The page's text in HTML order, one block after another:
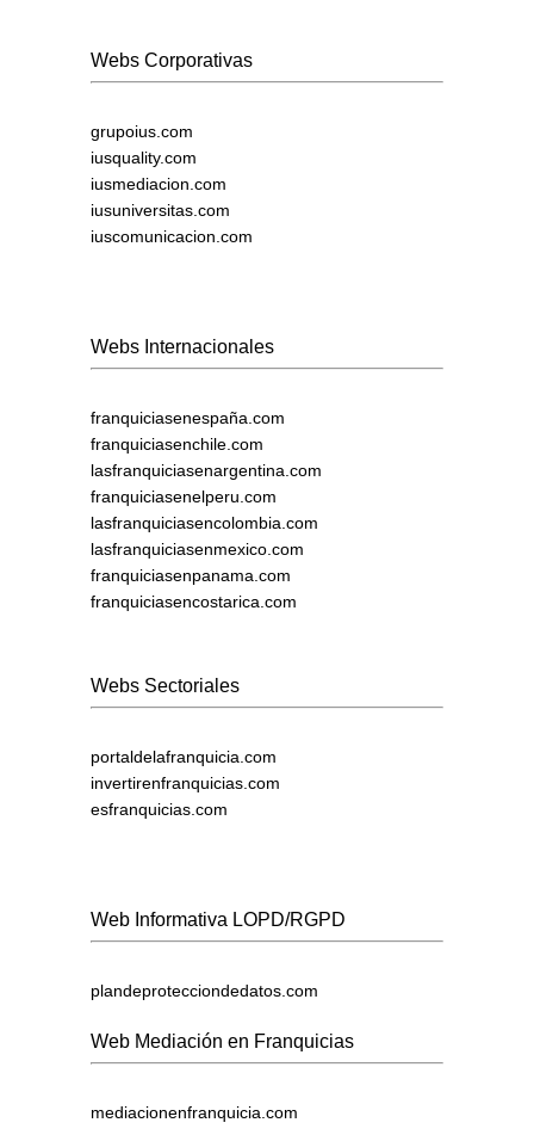
Webs Corporativas
grupoius.com
iusquality.com
iusmediacion.com
iusuniversitas.com
iuscomunicacion.com
Webs Internacionales
franquiciasenespaña.com
franquiciasenchile.com
lasfranquiciasenargentina.com
franquiciasenelperu.com
lasfranquiciasencolombia.com
lasfranquiciasenmexico.com
franquiciasenpanama.com
franquiciasencostarica.com
Webs Sectoriales
portaldelafranquicia.com
invertirenfranquicias.com
esfranquicias.com
Web Informativa LOPD/RGPD
plandeprotecciondedatos.com
Web Mediación en Franquicias
mediacionenfranquicia.com